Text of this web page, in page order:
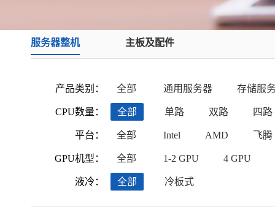
服务器整机 主板及配件
产品类别：
CPU数量：
平台：
GPU机型：
液冷：
全部 通用服务器 存储服
全部 单路 双路 四路
全部 Intel AMD 飞腾
全部 1-2 GPU 4 GPU
全部 冷板式